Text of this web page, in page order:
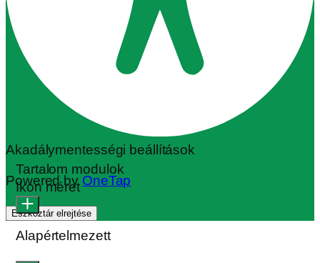
Akadálymentességi beállítások
Powered by OneTap
Eszköztár elrejtése
Tartalom modulok
Ikon méret
Alapértelmezett